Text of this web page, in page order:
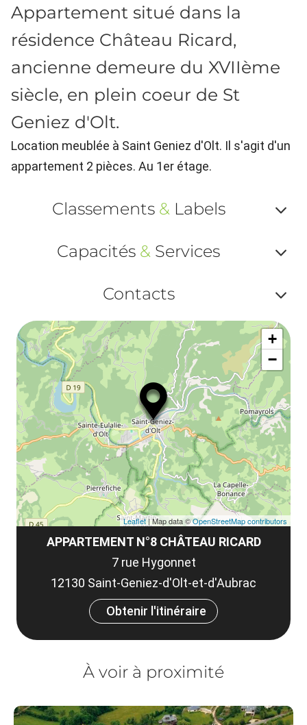
Appartement situé dans la
résidence Château Ricard,
ancienne demeure du XVIIème
siècle, en plein coeur de St
Geniez d'Olt.
Location meublée à Saint Geniez d'Olt. Il s'agit d'un
appartement 2 pièces. Au 1er étage.
Classements & Labels
ou
Capacités & Services
ou
Contacts
ou
APPARTEMENT N°8 CHÂTEAU RICARD
7 rue Hygonnet
12130 Saint-Geniez-d'Olt-et-d'Aubrac
Obtenir l'itinéraire
+
−
Leaflet| Map data ©OpenStreetMap contributors
À voir à proximité